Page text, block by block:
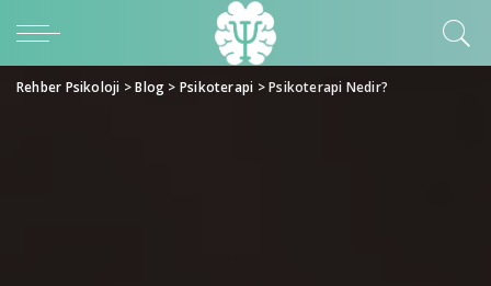
Rehber Psikoloji >Blog > Psikoterapi >Psikoterapi Nedir?